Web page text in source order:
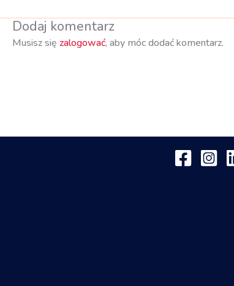
Dodaj komentarz
Musisz się zalogować, aby móc dodać komentarz.